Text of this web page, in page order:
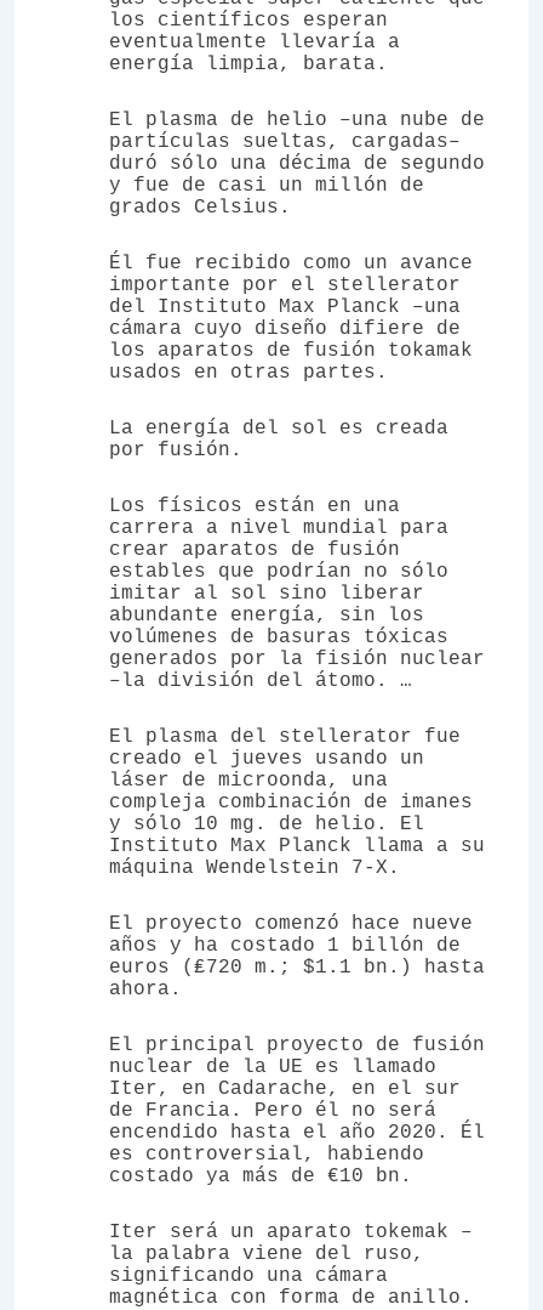
los científicos esperan
eventualmente llevaría a
energía limpia, barata.
El plasma de helio –una nube de
partículas sueltas, cargadas–
duró sólo una décima de segundo
y fue de casi un millón de
grados Celsius.
Él fue recibido como un avance
importante por el stellerator
del Instituto Max Planck –una
cámara cuyo diseño difiere de
los aparatos de fusión tokamak
usados en otras partes.
La energía del sol es creada
por fusión.
Los físicos están en una
carrera a nivel mundial para
crear aparatos de fusión
estables que podrían no sólo
imitar al sol sino liberar
abundante energía, sin los
volúmenes de basuras tóxicas
generados por la fisión nuclear
–la división del átomo. …
El plasma del stellerator fue
creado el jueves usando un
láser de microonda, una
compleja combinación de imanes
y sólo 10 mg. de helio. El
Instituto Max Planck llama a su
máquina Wendelstein 7-X.
El proyecto comenzó hace nueve
años y ha costado 1 billón de
euros (₤720 m.; $1.1 bn.) hasta
ahora.
El principal proyecto de fusión
nuclear de la UE es llamado
Iter, en Cadarache, en el sur
de Francia. Pero él no será
encendido hasta el año 2020. Él
es controversial, habiendo
costado ya más de €10 bn.
Iter será un aparato tokemak –
la palabra viene del ruso,
significando una cámara
magnética con forma de anillo.